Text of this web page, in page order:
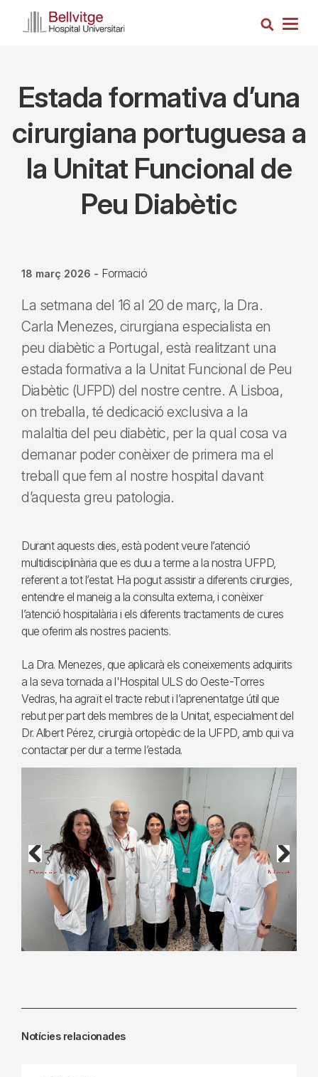
Cerca
Estada formativa d’una
cirurgiana portuguesa a
la Unitat Funcional de
Peu Diabètic
18 març 2026 - Formació
La setmana del 16 al 20 de març, la Dra.
Carla Menezes, cirurgiana especialista en
peu diabètic a Portugal, està realitzant una
estada formativa a la Unitat Funcional de Peu
Diabètic (UFPD) del nostre centre. A Lisboa,
on treballa, té dedicació exclusiva a la
malaltia del peu diabètic, per la qual cosa va
demanar poder conèixer de primera ma el
treball que fem al nostre hospital davant
d’aquesta greu patologia.
Durant aquests dies, està podent veure l’atenció
multidisciplinària que es duu a terme a la nostra UFPD,
referent a tot l’estat. Ha pogut assistir a diferents cirurgies,
entendre el maneig a la consulta externa, i conèixer
l’atenció hospitalària i els diferents tractaments de cures
que oferim als nostres pacients.
La Dra. Menezes, que aplicarà els coneixements adquirits
a la seva tornada a l'Hospital ULS do Oeste-Torres
Vedras, ha agraït el tracte rebut i l’aprenentatge útil que
rebut per part dels membres de la Unitat, especialment del
Dr. Albert Pérez, cirurgià ortopèdic de la UFPD, amb qui va
contactar per dur a terme l’estada.
Previous Next
Notícies relacionades